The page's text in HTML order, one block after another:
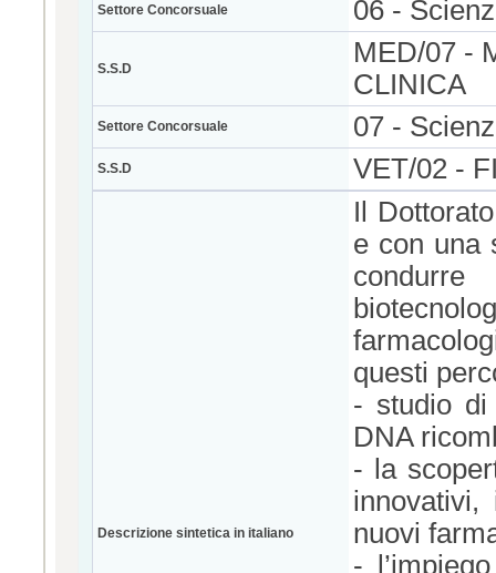
Settore Concorsuale 06 -
S.S.D
MED/07 -
CLINICA
Settore Concorsuale 07 -
S.S.D VET/02 -
Descrizione sintetica in italiano
Il
e con una
questi
- studio
DNA
- la
nuovi
-